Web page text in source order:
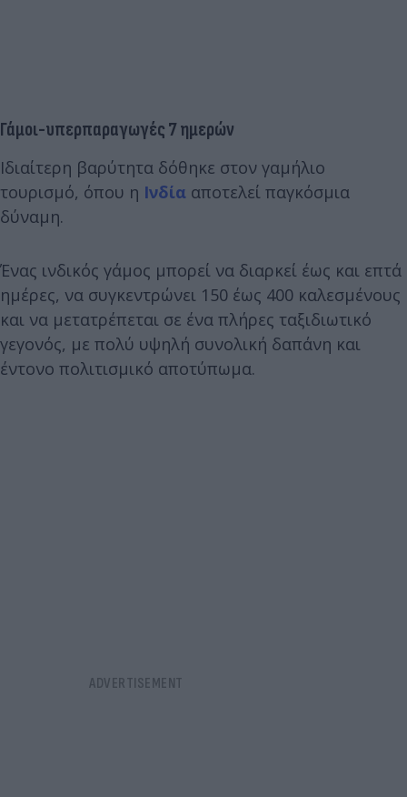
Γάμοι-υπερπαραγωγές 7 ημερών
Ιδιαίτερη βαρύτητα δόθηκε στον γαμήλιο
τουρισμό, όπου η Ινδία αποτελεί παγκόσμια
δύναμη.
Ένας ινδικός γάμος μπορεί να διαρκεί έως και επτά
ημέρες, να συγκεντρώνει 150 έως 400 καλεσμένους
και να μετατρέπεται σε ένα πλήρες ταξιδιωτικό
γεγονός, με πολύ υψηλή συνολική δαπάνη και
έντονο πολιτισμικό αποτύπωμα.